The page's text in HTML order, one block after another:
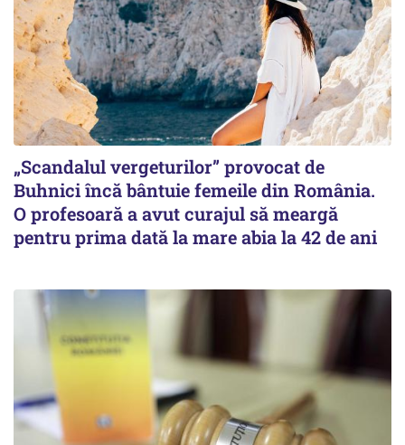
„Scandalul vergeturilor” provocat de
Buhnici încă bântuie femeile din România.
O profesoară a avut curajul să meargă
pentru prima dată la mare abia la 42 de ani